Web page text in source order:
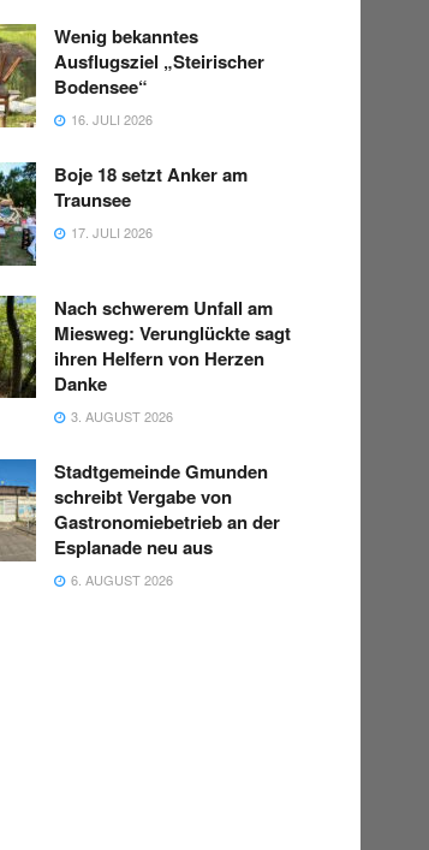
Wenig bekanntes
Ausflugsziel „Steirischer
Bodensee“
16. JULI 2026
Boje 18 setzt Anker am
Traunsee
17. JULI 2026
Nach schwerem Unfall am
Miesweg: Verunglückte sagt
ihren Helfern von Herzen
Danke
3. AUGUST 2026
Stadtgemeinde Gmunden
schreibt Vergabe von
Gastronomiebetrieb an der
Esplanade neu aus
6. AUGUST 2026